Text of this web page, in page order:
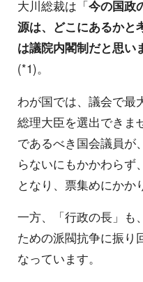
大川総裁は「今の国政
源は、どこにあるかと
は議院内閣制だと思い
(*1)。
わが国では、議会で最
総理大臣を選出できま
であるべき国会議員が
らないにもかかわらず
となり、票集めにかか
一方、「行政の長」も
ための派閥抗争に振り
なっています。